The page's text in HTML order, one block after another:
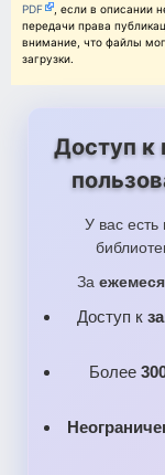
PDF
, если в описании
передачи права
внимание, что файлы
загрузки.
Доступ к
У вас есть
За
Доступ к
Более